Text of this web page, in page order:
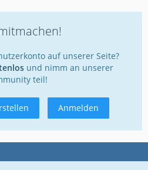
auf unserer Seite?
und nimm an unserer
teil!
Anmelden
Impressum